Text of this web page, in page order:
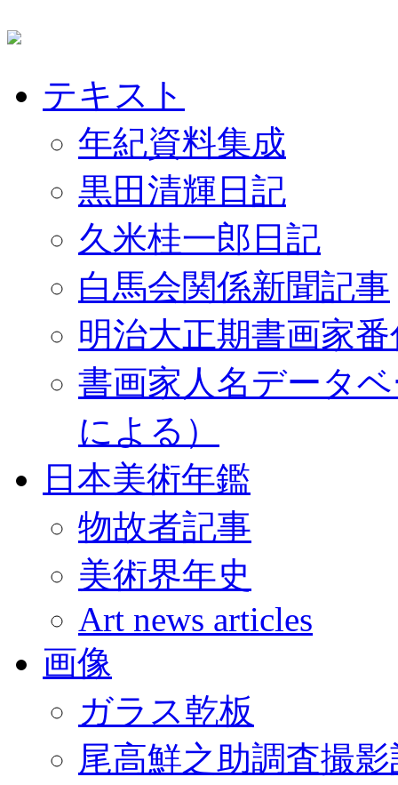
テキスト
年紀資料集成
黒田清輝日記
久米桂一郎日記
白馬会関係新聞記事
明治大正期書画家
書画家人名データ
による）
日本美術年鑑
物故者記事
美術界年史
Art news articles
画像
ガラス乾板
尾高鮮之助調査撮